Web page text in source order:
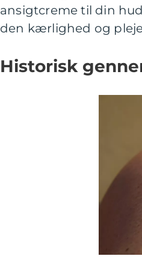
ansigtcreme til din
den kærlighed og
Historisk